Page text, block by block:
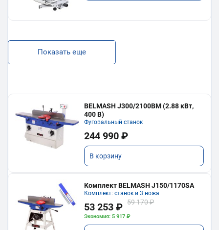
Показать еще
BELMASH J300/2100ВМ (2.88 кВт,
400 В)
Фуговальный станок
244 990 ₽
В корзину
Комплект BELMASH J150/1170SA
Комплект: станок и 3 ножа
53 253 ₽ 59 170 ₽
Экономия: 5 917 ₽